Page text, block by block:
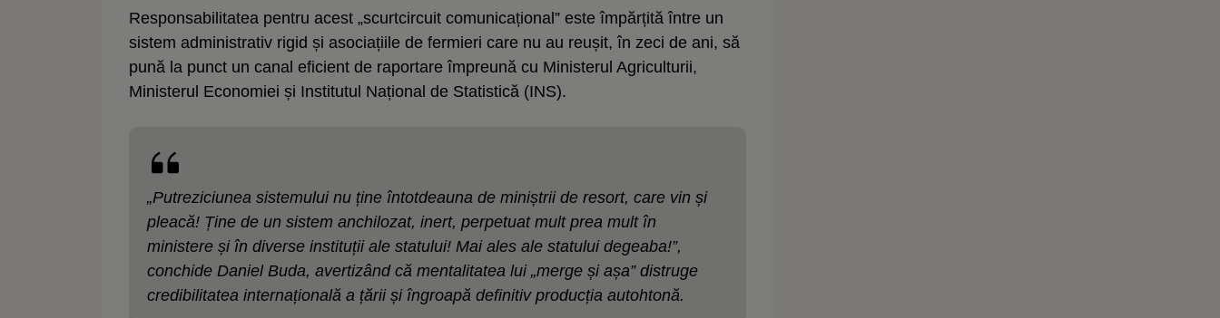
Responsabilitatea pentru acest „scurtcircuit comunicațional” este împărțită între un
sistem administrativ rigid și asociațiile de fermieri care nu au reușit, în zeci de ani, să
pună la punct un canal eficient de raportare împreună cu Ministerul Agriculturii,
Ministerul Economiei și Institutul Național de Statistică (INS).
„Putreziciunea sistemului nu ține întotdeauna de miniștrii de resort, care vin și
pleacă! Ține de un sistem anchilozat, inert, perpetuat mult prea mult în
ministere și în diverse instituții ale statului! Mai ales ale statului degeaba!”,
conchide Daniel Buda, avertizând că mentalitatea lui „merge și așa” distruge
credibilitatea internațională a țării și îngroapă definitiv producția autohtonă.